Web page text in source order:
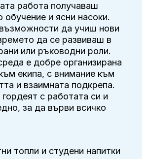
работа получаваш
обучение и ясни насоки.
да учиш нови
да се развиваш в
или ръководни роли.
е добре организирана
екипа, с внимание към
и взаимната подкрепа.
гордеят с работата си и
за да върви всичко
топли и студени напитки